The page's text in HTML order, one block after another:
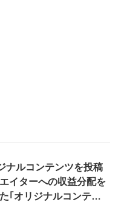
ナルコンテンツを投稿
イターへの収益分配を
｢オリジナルコンテン